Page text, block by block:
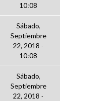
10:08
Sábado,
Septiembre
22, 2018 -
10:08
Sábado,
Septiembre
22, 2018 -